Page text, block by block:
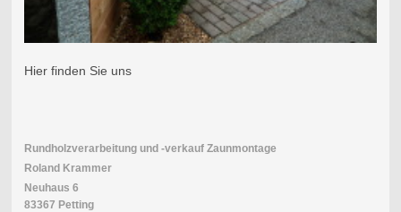
Hier finden Sie uns
Rundholzverarbeitung und -verkauf Zaunmontage
Roland Krammer
Neuhaus 6
83367 Petting